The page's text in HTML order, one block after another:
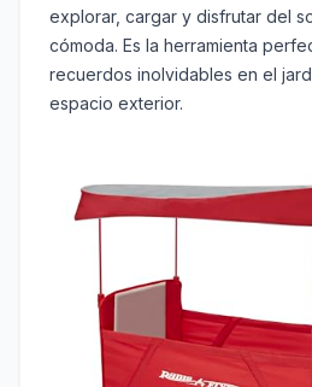
explorar, cargar y disfrutar del
cómoda. Es la herramienta
recuerdos inolvidables en el
espacio exterior.